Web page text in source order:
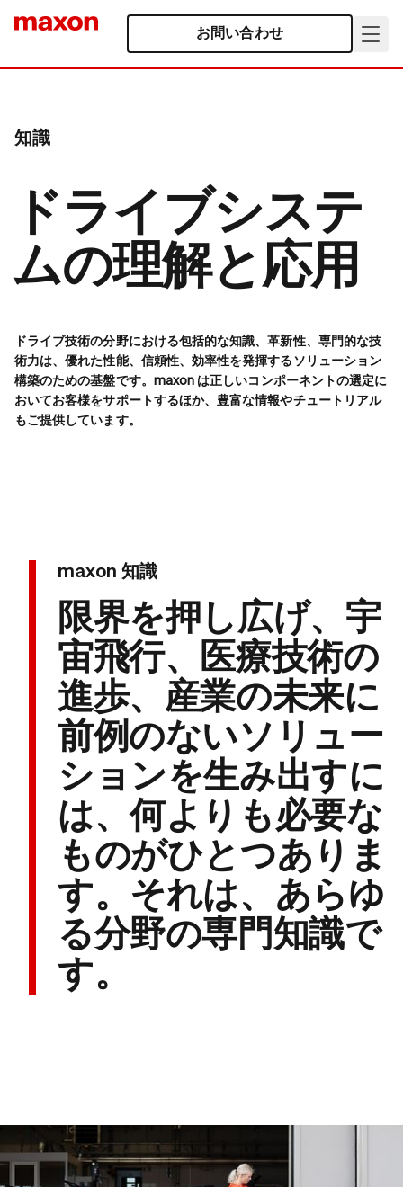
お問い合わせ
知識
ドライブシステ
ムの理解と応用
ドライブ技術の分野における包括的な知識、革新性、専門的な技
術力は、優れた性能、信頼性、効率性を発揮するソリューション
構築のための基盤です。maxon は正しいコンポーネントの選定に
おいてお客様をサポートするほか、豊富な情報やチュートリアル
もご提供しています。
maxon 知識
限界を押し広げ、宇
宙飛行、医療技術の
進歩、産業の未来に
前例のないソリュー
ションを生み出すに
は、何よりも必要な
ものがひとつありま
す。それは、あらゆ
る分野の専門知識で
す。